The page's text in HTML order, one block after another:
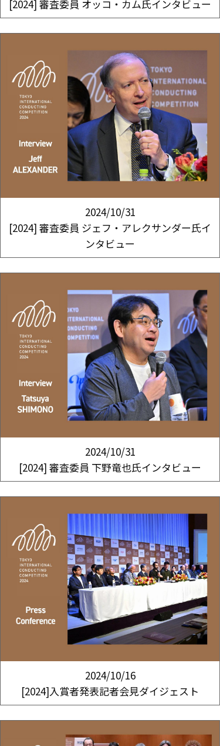
[2024] 審査委員 オッコ・カム氏インタビュー
2024/10/31
[2024] 審査委員 ジェフ・アレクサンダー氏イ
ンタビュー
2024/10/31
[2024] 審査委員 下野竜也氏インタビュー
2024/10/16
[2024]入賞者発表記者会見ダイジェスト